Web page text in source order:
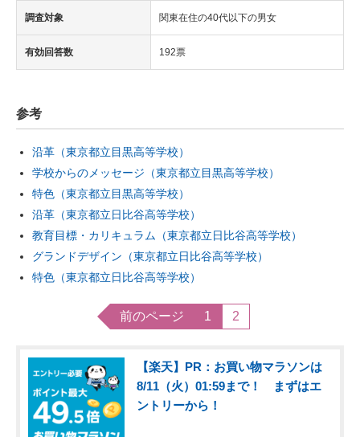
調査対象 関東在住の40代以下の男女
有効回答数 192票
参考
沿革（東京都立目黒高等学校）
学校からのメッセージ（東京都立目黒高等学校）
特色（東京都立目黒高等学校）
沿革（東京都立日比谷高等学校）
教育目標・カリキュラム（東京都立日比谷高等学校）
グランドデザイン（東京都立日比谷高等学校）
特色（東京都立日比谷高等学校）
前のページ 1 2
【楽天】PR：お買い物マラソンは
8/11（火）01:59まで！ まずはエ
ントリーから！